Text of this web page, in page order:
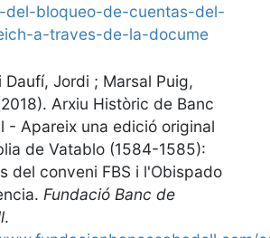
del-bloqueo-de-cuentas-del-
a-traves-de-la-docume
Daufí, Jordi ; Marsal Puig,
Arxiu Històric de Banc
- Apareix una edició original
de Vatablo (1584-1585):
del conveni FBS i l'Obispado
. Fundació Banc de
.